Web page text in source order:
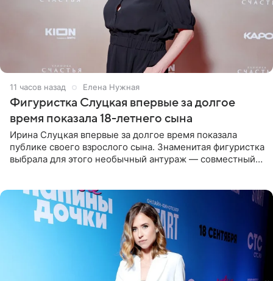
11 часов назад Елена Нужная
Фигуристка Слуцкая впервые за долгое
время показала 18-летнего сына
Ирина Слуцкая впервые за долгое время показала
публике своего взрослого сына. Знаменитая фигуристка
выбрала для этого необычный антураж — совместный